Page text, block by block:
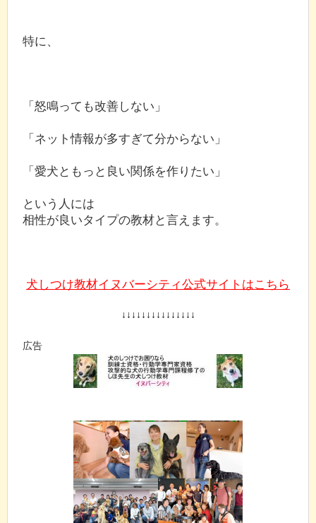
特に、
「怒鳴っても改善しない」
「ネット情報が多すぎて分からない」
「愛犬ともっと良い関係を作りたい」
という人には
相性が良いタイプの教材と言えます。
犬しつけ教材イヌバーシティ公式サイトはこちら
↓↓↓↓↓↓↓↓↓↓↓↓↓↓↓
広告